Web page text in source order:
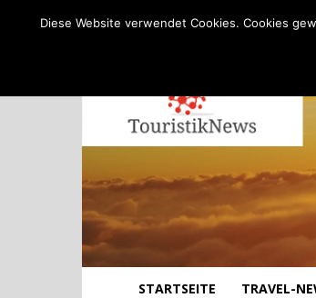
STARTSEITE TRAVEL-
Diese Website verwendet Cookies. Cookies